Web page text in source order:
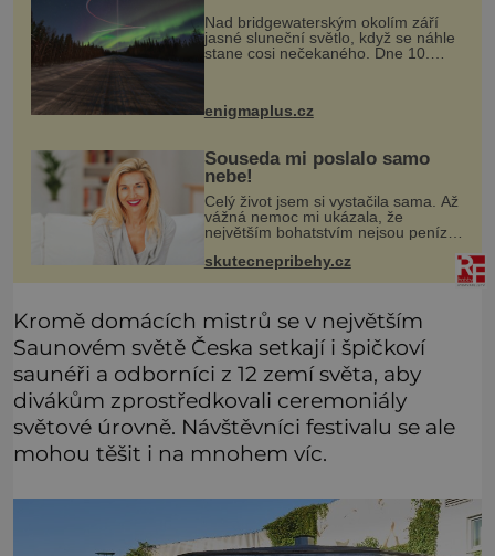
Nad bridgewaterským okolím září
jasné sluneční světlo, když se náhle
stane cosi nečekaného. Dne 10.
května roku 1760 v deset hodin
přeletu UFO
enigmaplus.cz
Souseda mi poslalo samo
nebe!
Celý život jsem si vystačila sama. Až
vážná nemoc mi ukázala, že
největším bohatstvím nejsou peníze
ochotný podat pomocnou ruku.
Vždycky jsem byla spíš samotářka.
skutecnepribehy.cz
Kromě domácích mistrů se v největším
Saunovém světě Česka setkají i špičkoví
saunéři a odborníci z 12 zemí světa, aby
divákům zprostředkovali ceremoniály
světové úrovně. Návštěvníci festivalu se ale
mohou těšit i na mnohem víc.